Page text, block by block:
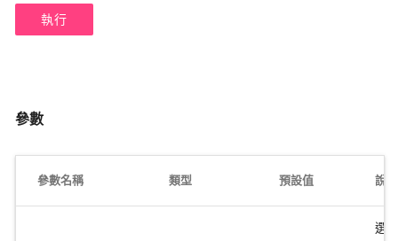
執行
參數
參數名稱 類型 預設值 說明
選